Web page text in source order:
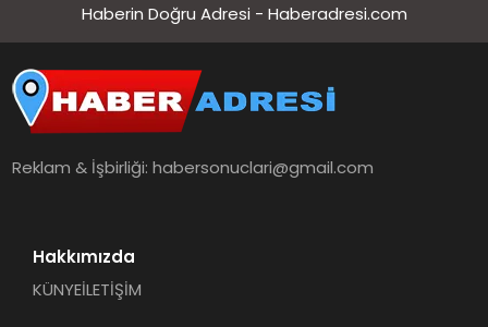
Haberin Doğru Adresi - Haberadresi.com
Reklam & İşbirliği:habersonuclari@gmail.com
Hakkımızda
KÜNYEİLETİŞİM